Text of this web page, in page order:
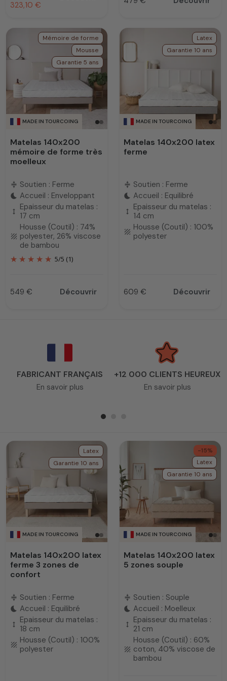
323,10 €
Prix
MADE IN TOURCOING
Mémoire de forme
Mousse
Garantie 5 ans
Matelas 140x200
mémoire de forme très
moelleux
compress Soutien : Ferme
bedtime Accueil : Enveloppant
height
Epaisseur du matelas :
17 cm
texture
Housse (Coutil) : 74%
polyester, 26% viscose
de bambou
5/5 (1)
Prix
549 € Découvrir
MADE IN TOURCOING
Latex
Garantie 10 ans
Matelas 140x200 latex
ferme
compress Soutien : Ferme
bedtime Accueil : Equilibré
height
Epaisseur du matelas :
14 cm
texture Housse (Coutil) : 100%
polyester
Prix
609 € Découvrir
FABRICANT FRANÇAIS
En savoir plus
+12 000 CLIENTS HEUREUX
En savoir plus
MADE IN TOURCOING
Latex
Garantie 10 ans
Matelas 140x200 latex
ferme 3 zones de
confort
compress Soutien : Ferme
bedtime Accueil : Equilibré
height
Epaisseur du matelas :
18 cm
texture Housse (Coutil) : 100%
polyester
MADE IN TOURCOING
-15%
Latex
Garantie 10 ans
Matelas 140x200 latex
5 zones souple
compress Soutien : Souple
bedtime Accueil : Moelleux
height
Epaisseur du matelas :
21 cm
texture
Housse (Coutil) : 60%
coton, 40% viscose de
bambou